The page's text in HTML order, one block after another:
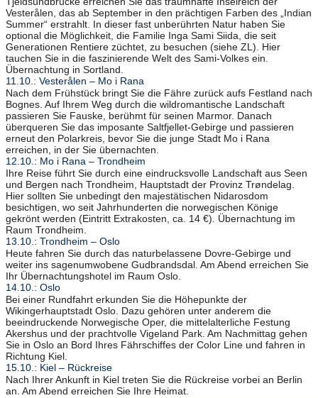
Vesterålen, das ab September in den prächtigen Farben des „Indian
Summer“ erstrahlt. In dieser fast unberührten Natur haben Sie
optional die Möglichkeit, die Familie Inga Sami Siida, die seit
Generationen Rentiere züchtet, zu besuchen (siehe ZL). Hier
tauchen Sie in die faszinierende Welt des Sami-Volkes ein.
Übernachtung in Sortland.
11.10.: Vesterålen – Mo i Rana
Nach dem Frühstück bringt Sie die Fähre zurück aufs Festland nach
Bognes. Auf Ihrem Weg durch die wildromantische Landschaft
passieren Sie Fauske, berühmt für seinen Marmor. Danach
überqueren Sie das imposante Saltfjellet-Gebirge und passieren
erneut den Polarkreis, bevor Sie die junge Stadt Mo i Rana
erreichen, in der Sie übernachten.
12.10.: Mo i Rana – Trondheim
Ihre Reise führt Sie durch eine eindrucksvolle Landschaft aus Seen
und Bergen nach Trondheim, Hauptstadt der Provinz Trøndelag.
Hier sollten Sie unbedingt den majestätischen Nidarosdom
besichtigen, wo seit Jahrhunderten die norwegischen Könige
gekrönt werden (Eintritt Extrakosten, ca. 14 €). Übernachtung im
Raum Trondheim.
13.10.: Trondheim – Oslo
Heute fahren Sie durch das naturbelassene Dovre-Gebirge und
weiter ins sagenumwobene Gudbrandsdal. Am Abend erreichen Sie
Ihr Übernachtungshotel im Raum Oslo.
14.10.: Oslo
Bei einer Rundfahrt erkunden Sie die Höhepunkte der
Wikingerhauptstadt Oslo. Dazu gehören unter anderem die
beeindruckende Norwegische Oper, die mittelalterliche Festung
Akershus und der prachtvolle Vigeland Park. Am Nachmittag gehen
Sie in Oslo an Bord Ihres Fährschiffes der Color Line und fahren in
Richtung Kiel.
15.10.: Kiel – Rückreise
Nach Ihrer Ankunft in Kiel treten Sie die Rückreise vorbei an Berlin
an. Am Abend erreichen Sie Ihre Heimat.